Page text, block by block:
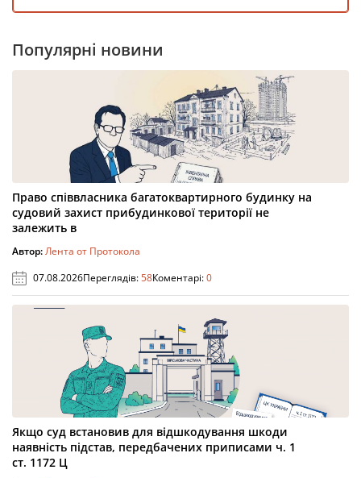
Популярні новини
Право співвласника багатоквартирного будинку на
судовий захист прибудинкової території не
залежить в
Автор:Лента от Протокола
07.08.2026Переглядів:58Коментарі:0
Якщо суд встановив для відшкодування шкоди
наявність підстав, передбачених приписами ч. 1
ст. 1172 Ц